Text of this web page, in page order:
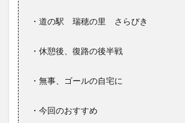
・道の駅 瑞穂の里 さらびき
・休憩後、復路の後半戦
・無事、ゴールの自宅に
・今回のおすすめ